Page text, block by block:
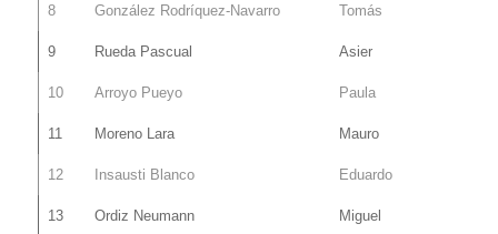
8 González Rodríquez-Navarro Tomás
9 Rueda Pascual Asier
10 Arroyo Pueyo Paula
11 Moreno Lara Mauro
12 Insausti Blanco Eduardo
13 Ordiz Neumann Miguel